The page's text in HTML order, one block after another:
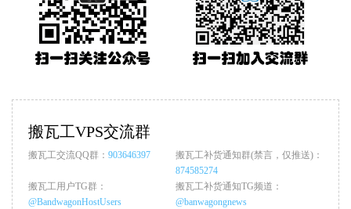
搬瓦工VPS交流群
搬瓦工交流QQ群： 903646397
搬瓦工补货通知群(禁言，仅推送)：
874585274
搬瓦工用户TG群：
@BandwagonHostUsers
搬瓦工补货通知TG频道：
@banwagongnews